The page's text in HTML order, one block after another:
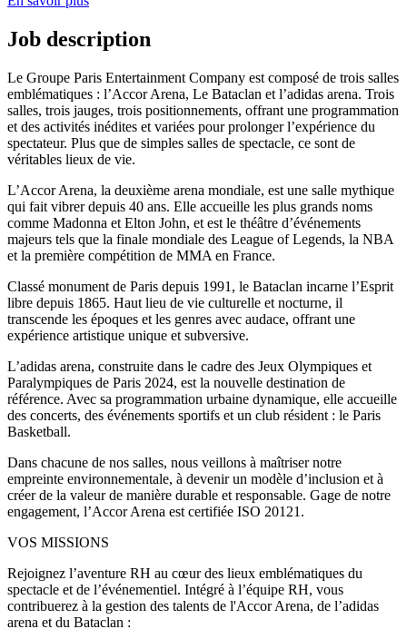
Job description
Le Groupe Paris Entertainment Company est composé de trois salles
emblématiques : l’Accor Arena, Le Bataclan et l’adidas arena. Trois
salles, trois jauges, trois positionnements, offrant une programmation
et des activités inédites et variées pour prolonger l’expérience du
spectateur. Plus que de simples salles de spectacle, ce sont de
véritables lieux de vie.
L’Accor Arena, la deuxième arena mondiale, est une salle mythique
qui fait vibrer depuis 40 ans. Elle accueille les plus grands noms
comme Madonna et Elton John, et est le théâtre d’événements
majeurs tels que la finale mondiale des League of Legends, la NBA
et la première compétition de MMA en France.
Classé monument de Paris depuis 1991, le Bataclan incarne l’Esprit
libre depuis 1865. Haut lieu de vie culturelle et nocturne, il
transcende les époques et les genres avec audace, offrant une
expérience artistique unique et subversive.
L’adidas arena, construite dans le cadre des Jeux Olympiques et
Paralympiques de Paris 2024, est la nouvelle destination de
référence. Avec sa programmation urbaine dynamique, elle accueille
des concerts, des événements sportifs et un club résident : le Paris
Basketball.
Dans chacune de nos salles, nous veillons à maîtriser notre
empreinte environnementale, à devenir un modèle d’inclusion et à
créer de la valeur de manière durable et responsable. Gage de notre
engagement, l’Accor Arena est certifiée ISO 20121.
VOS MISSIONS
Rejoignez l’aventure RH au cœur des lieux emblématiques du
spectacle et de l’événementiel. Intégré à l’équipe RH, vous
contribuerez à la gestion des talents de l'Accor Arena, de l’adidas
arena et du Bataclan :